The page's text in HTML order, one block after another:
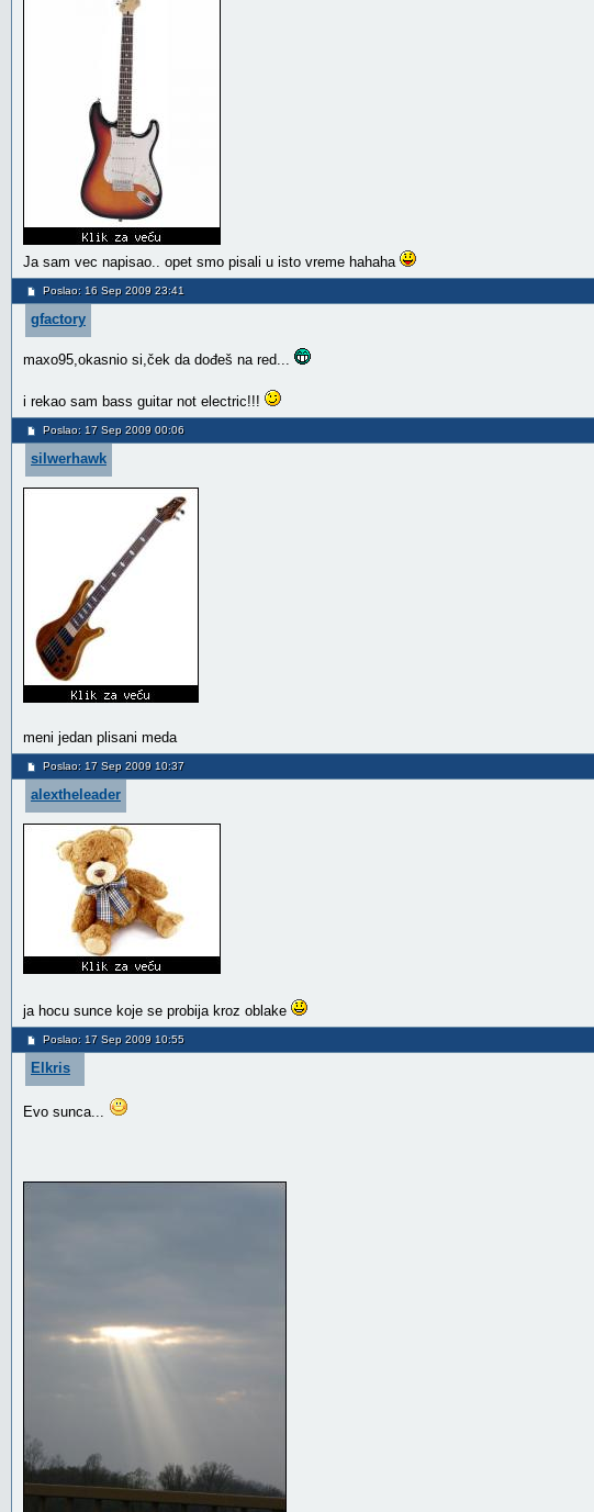
Ja sam vec napisao.. opet smo pisali u isto vreme hahaha
Poslao: 16 Sep 2009 23:41
gfactory
maxo95,okasnio si,ček da dođeš na red...
i rekao sam bass guitar not electric!!!
Poslao: 17 Sep 2009 00:06
silwerhawk
meni jedan plisani meda
Poslao: 17 Sep 2009 10:37
alextheleader
ja hocu sunce koje se probija kroz oblake
Poslao: 17 Sep 2009 10:55
Elkris
Evo sunca...